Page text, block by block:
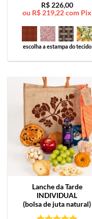
Avaliação5
de 5
R$226,00
ou R$ 219,22com Pix
escolha a estampa do tecido
Lanche da Tarde
INDIVIDUAL
(bolsa de juta natural)